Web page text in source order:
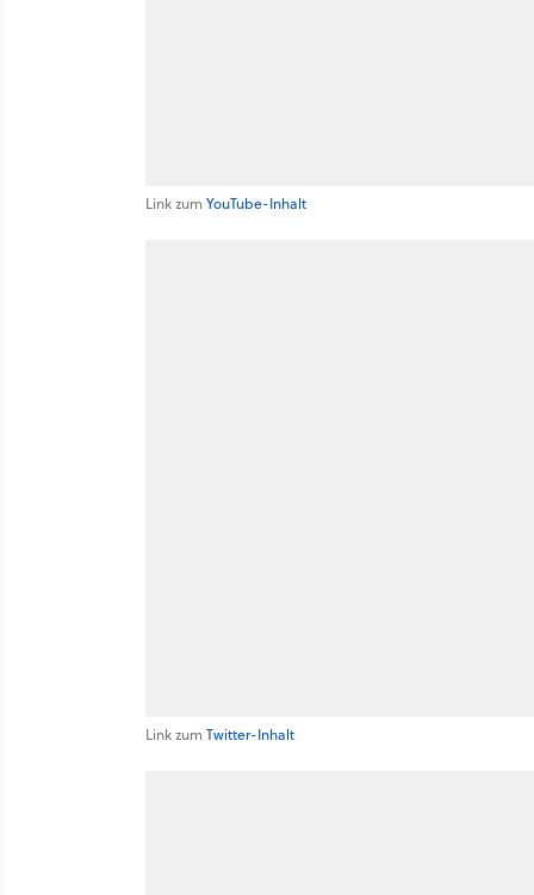
Link zum YouTube-Inhalt
Link zum Twitter-Inhalt